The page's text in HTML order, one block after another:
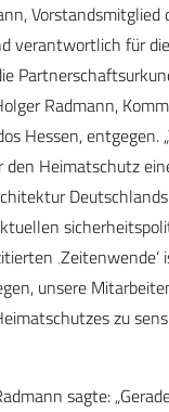
Vorstandsmitglied
verantwortlich für
Radmann,
Hessen, entgegen.
den Heimatschutz
‚Zeitenwende‘
unsere
zu
sagte: